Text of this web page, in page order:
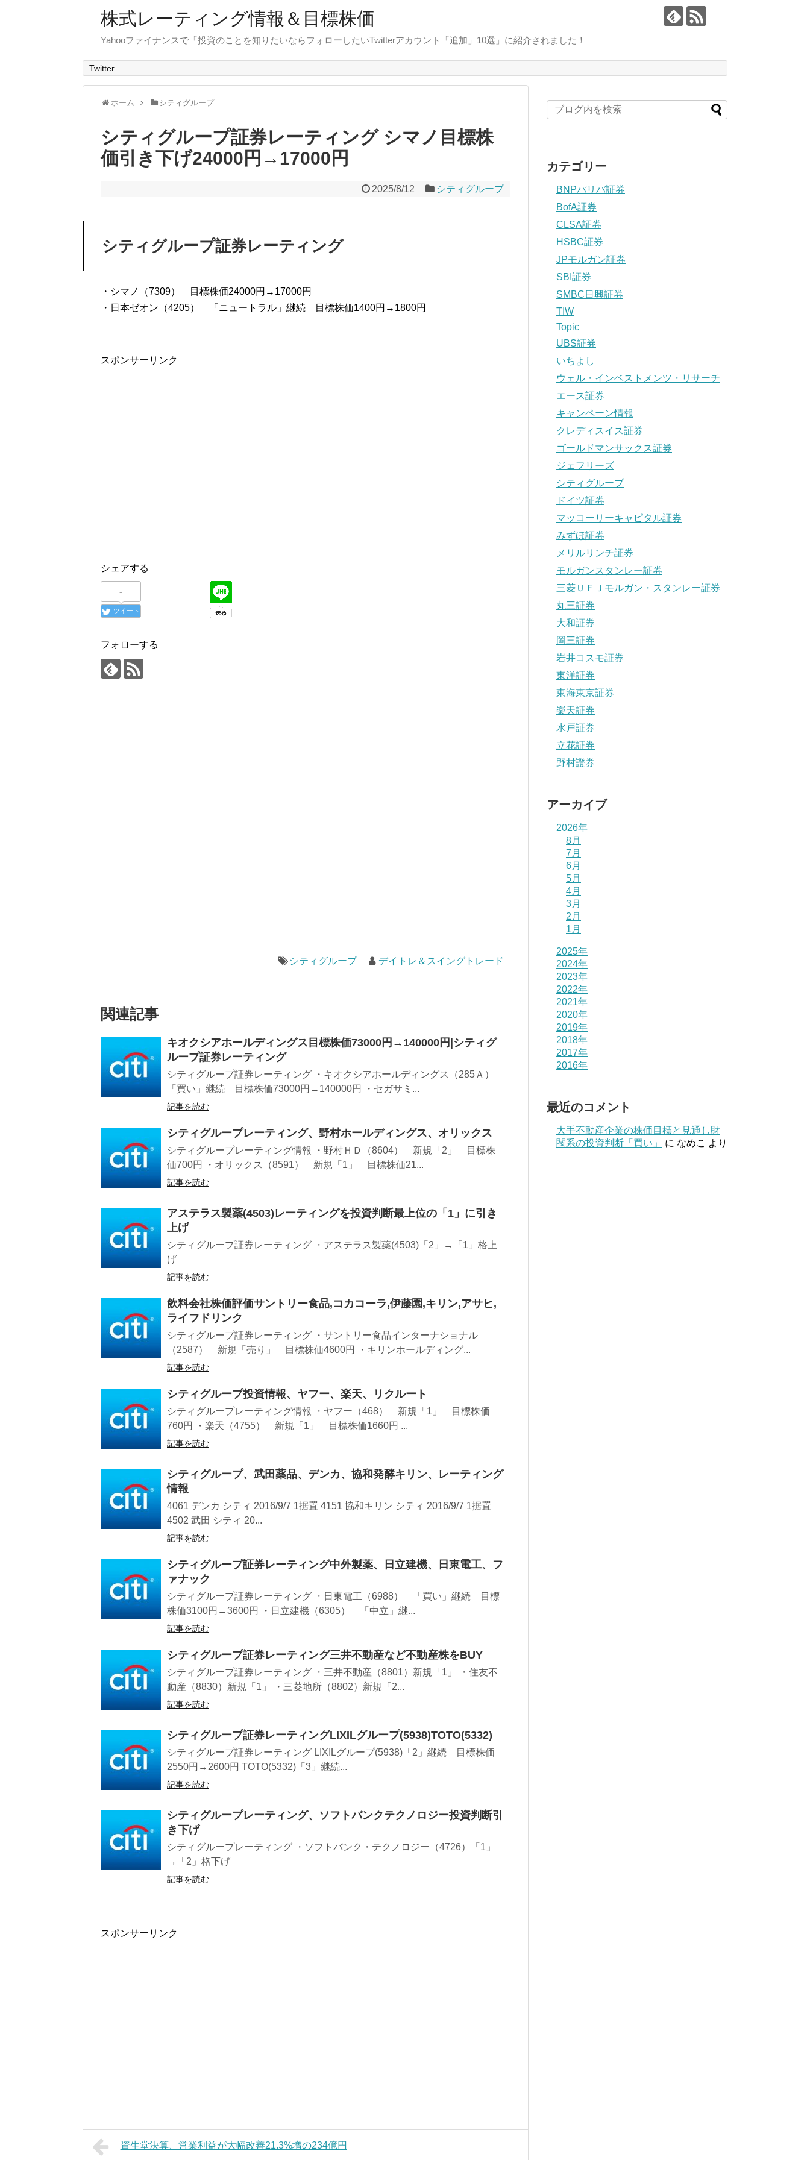
株式レーティング情報＆目標株価
Yahooファイナンスで「投資のことを知りたいならフォローしたいTwitterアカウント「追加」10選」に紹介されました！
Twitter
ホーム シティグループ
シティグループ証券レーティング シマノ目標株
価引き下げ24000円→17000円
2025/8/12 シティグループ
シティグループ証券レーティング
・シマノ（7309） 目標株価24000円→17000円
・日本ゼオン（4205） 「ニュートラル」継続 目標株価1400円→1800円
スポンサーリンク
シェアする
-
ツイート
フォローする
シティグループ デイトレ＆スイングトレード
関連記事
キオクシアホールディングス目標株価73000円→140000円|シティグ
ループ証券レーティング
シティグループ証券レーティング ・キオクシアホールディングス（285Ａ）
「買い」継続 目標株価73000円→140000円 ・セガサミ...
記事を読む
シティグループレーティング、野村ホールディングス、オリックス
シティグループレーティング情報 ・野村ＨＤ（8604） 新規「2」 目標株
価700円 ・オリックス（8591） 新規「1」 目標株価21...
記事を読む
アステラス製薬(4503)レーティングを投資判断最上位の「1」に引き
上げ
シティグループ証券レーティング ・アステラス製薬(4503)「2」→「1」格上
げ
記事を読む
飲料会社株価評価サントリー食品,コカコーラ,伊藤園,キリン,アサヒ,
ライフドリンク
シティグループ証券レーティング ・サントリー食品インターナショナル
（2587） 新規「売り」 目標株価4600円 ・キリンホールディング...
記事を読む
シティグループ投資情報、ヤフー、楽天、リクルート
シティグループレーティング情報 ・ヤフー（468） 新規「1」 目標株価
760円 ・楽天（4755） 新規「1」 目標株価1660円 ...
記事を読む
シティグループ、武田薬品、デンカ、協和発酵キリン、レーティング
情報
4061 デンカ シティ 2016/9/7 1据置 4151 協和キリン シティ 2016/9/7 1据置
4502 武田 シティ 20...
記事を読む
シティグループ証券レーティング中外製薬、日立建機、日東電工、フ
ァナック
シティグループ証券レーティング ・日東電工（6988） 「買い」継続 目標
株価3100円→3600円 ・日立建機（6305） 「中立」継...
記事を読む
シティグループ証券レーティング三井不動産など不動産株をBUY
シティグループ証券レーティング ・三井不動産（8801）新規「1」 ・住友不
動産（8830）新規「1」 ・三菱地所（8802）新規「2...
記事を読む
シティグループ証券レーティングLIXILグループ(5938)TOTO(5332)
シティグループ証券レーティング LIXILグループ(5938)「2」継続 目標株価
2550円→2600円 TOTO(5332)「3」継続...
記事を読む
シティグループレーティング、ソフトバンクテクノロジー投資判断引
き下げ
シティグループレーティング ・ソフトバンク・テクノロジー（4726）「1」
→「2」格下げ
記事を読む
スポンサーリンク
資生堂決算、営業利益が大幅改善21.3%増の234億円
カテゴリー
BNPパリバ証券
BofA証券
CLSA証券
HSBC証券
JPモルガン証券
SBI証券
SMBC日興証券
TIW
Topic
UBS証券
いちよし
ウェル・インベストメンツ・リサーチ
エース証券
キャンペーン情報
クレディスイス証券
ゴールドマンサックス証券
ジェフリーズ
シティグループ
ドイツ証券
マッコーリーキャピタル証券
みずほ証券
メリルリンチ証券
モルガンスタンレー証券
三菱ＵＦＪモルガン・スタンレー証券
丸三証券
大和証券
岡三証券
岩井コスモ証券
東洋証券
東海東京証券
楽天証券
水戸証券
立花証券
野村證券
アーカイブ
2026年
8月
7月
6月
5月
4月
3月
2月
1月
2025年
2024年
2023年
2022年
2021年
2020年
2019年
2018年
2017年
2016年
最近のコメント
大手不動産企業の株価目標と見通し財
閥系の投資判断「買い」
に なめこ より